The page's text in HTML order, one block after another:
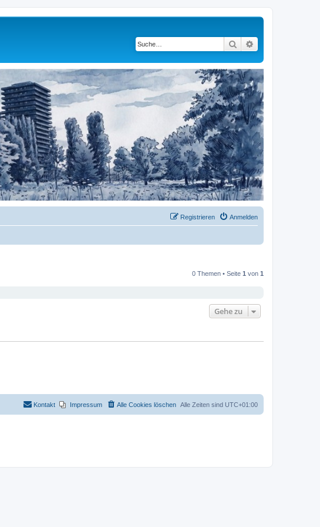
Suche
Anmelden
Registrieren
0 Themen • Seite 1 von 1
Gehe zu
Alle Zeiten sind UTC+01:00
Alle Cookies löschen
Impressum
Kontakt